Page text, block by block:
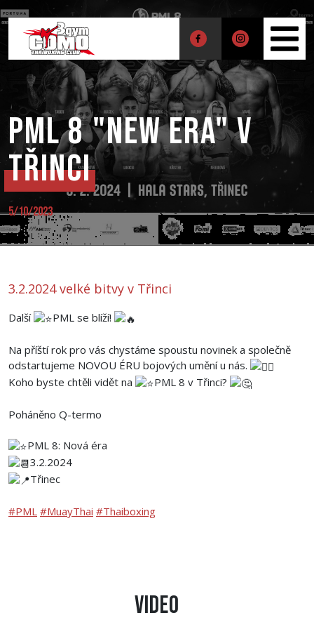
PML 8 "New Era" v
Třinci
5/10/2023
3.2.2024 velké bitvy v Třinci
Další PML se blíží!
Na příští rok pro vás chystáme spoustu novinek a společně
odstartujeme NOVOU ÉRU bojových umění u nás.
Koho byste chtěli vidět na
PML 8 v Třinci?
Poháněno Q-termo
PML 8: Nová éra
3.2.2024
Třinec
#PML #MuayThai #Thaiboxing
Video